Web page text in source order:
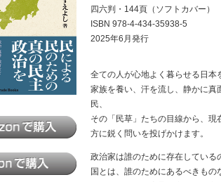
四六判・144頁（ソフトカバー）
ISBN 978-4-434-35938-5
2025年6月発行
全ての人が心地よく暮らせる日本
家族を養い、汗を流し、静かに真
民、
その「民草」たちの目線から、現
方に鋭く問いを投げかけます。
政治家は誰のために存在している
国とは、誰のためにあるべきもの